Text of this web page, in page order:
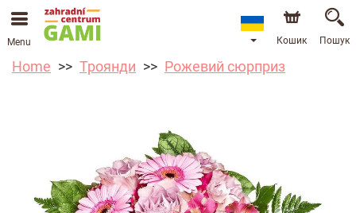
Menu Кошик Пошук
Home Троянди Рожевий сюрприз